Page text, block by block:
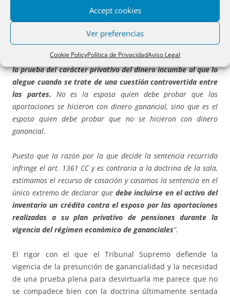
Accept cookies
Ver preferencias
Cookie PolicyPolítica de PrivacidadAviso Legal
no considera acreditado que las aportaciones
se hicieran con dinero ganancial.
Este razonamiento es contrario a la presunción de
ganancialidad que establece el art. 1361 CC, conforme a la cual
la prueba del carácter privativo del dinero incumbe al que lo
alegue cuando se trate de una cuestión controvertida entre
las partes. No es la esposa quien debe probar que las
aportaciones se hicieron con dinero ganancial, sino que es el
esposo quien debe probar que no se hicieron con dinero
ganancial.
Puesto que la razón por la que decide la sentencia recurrida
infringe el art. 1361 CC y es contraria a la doctrina de la sala,
estimamos el recurso de casación y casamos la sentencia en el
único extremo de declarar que debe incluirse en el activo del
inventario un crédito contra el esposo por las aportaciones
realizadas a su plan privativo de pensiones durante la
vigencia del régimen económico de gananciales”.
El rigor con el que el Tribunal Supremo defiende la
vigencia de la presunción de ganancialidad y la necesidad
de una prueba plena para desvirtuarla me parece que no
se compadece bien con la doctrina últimamente sentada